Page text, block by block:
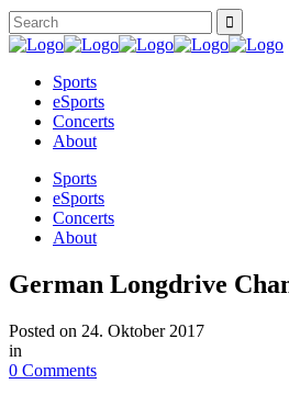
Sports
eSports
Concerts
About
Sports
eSports
Concerts
About
German Longdrive
Posted on 24. Oktober 2017
in
0 Comments